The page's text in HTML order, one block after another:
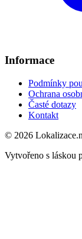
Informace
Podmínky
Ochrana
Časté dotazy
Kontakt
© 2026
Vytvořeno s láskou